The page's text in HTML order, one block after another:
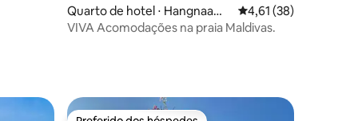
Quarto de hotel ⋅ Hangnaame
edhoo
4,61 de uma
4,61 (38)
VIVA Acomodações na praia Maldivas.